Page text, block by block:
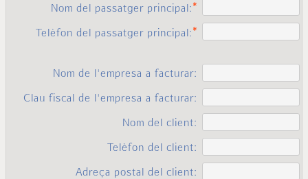
Nom del passatger principal:
Telèfon del passatger principal:
Nom de l'empresa a facturar:
Clau fiscal de l'empresa a facturar:
Nom del client:
Telèfon del client:
Adreça postal del client: